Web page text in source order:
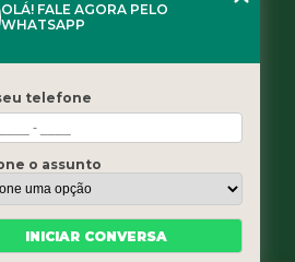
(11) 3461-5871
Home
Quem somos
Serviços
Blog
OLÁ! FALE AGORA PELO
WHATSAPP
telefone
o assunto
INICIAR CONVERSA